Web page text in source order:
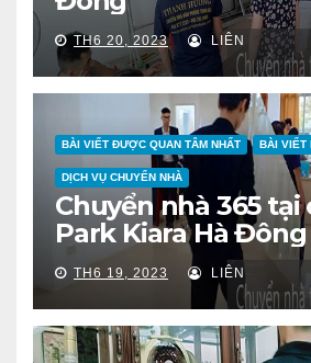
TH6 20, 2023 LIÊN
BÀI VIẾT ĐƯỢC QUAN TÂM NHẤT BÀI VIẾT
DỊCH VỤ CHUYỂN NHÀ
Chuyển nhà 365
Park Kiara Hà Đông
TH6 19, 2023 LIÊN